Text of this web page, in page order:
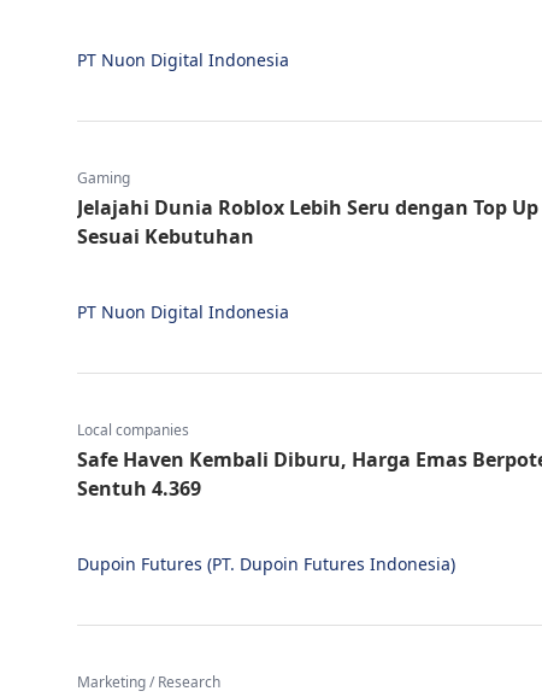
PT Nuon Digital Indonesia
Gaming
Jelajahi Dunia Roblox Lebih Seru dengan Top
Sesuai Kebutuhan
PT Nuon Digital Indonesia
Local companies
Safe Haven Kembali Diburu, Harga Emas
Sentuh 4.369
Dupoin Futures (PT. Dupoin Futures Indonesia)
Marketing / Research